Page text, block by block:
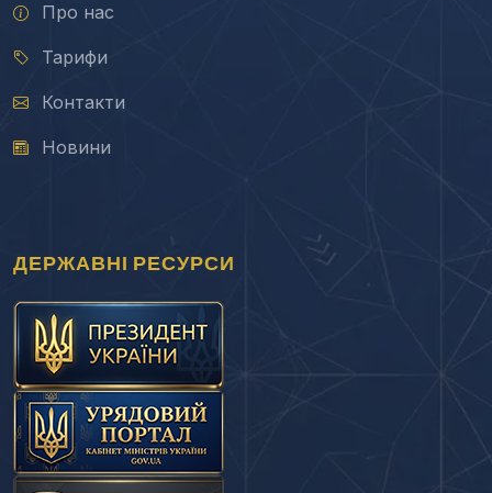
Про нас
Тарифи
Контакти
Новини
ДЕРЖАВНІ РЕСУРСИ